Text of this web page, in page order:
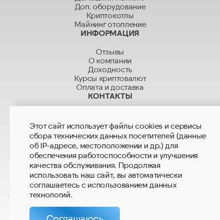
Доп. оборудование
Криптокотлы
Майнинг отопление
ИНФОРМАЦИЯ
Отзывы
О компании
Доходность
Курсы криптовалют
Оплата и доставка
КОНТАКТЫ
+7 915 280 02 02
hashrate.sales@mail.ru
hashrate.global@gmail.com
Магазины
Этот сайт использует файлы cookies и сервисы
сбора технических данных посетителей (данные
об IP-адресе, местоположении и др.) для
обеспечения работоспособности и улучшения
качества обслуживания. Продолжая
использовать наш сайт, вы автоматически
соглашаетесь с использованием данных
технологий.